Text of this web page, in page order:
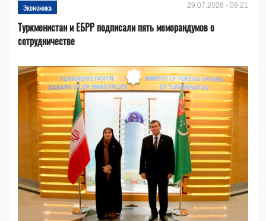
Экономика 29.07.2026 - 09:21
Туркменистан и ЕБРР подписали пять меморандумов о
сотрудничестве